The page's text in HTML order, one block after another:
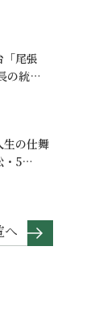
「尾張
の統…
生の仕舞
・5…
へ